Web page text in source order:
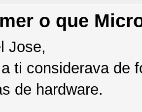
o que
Jose,
ti considerava de
de hardware.